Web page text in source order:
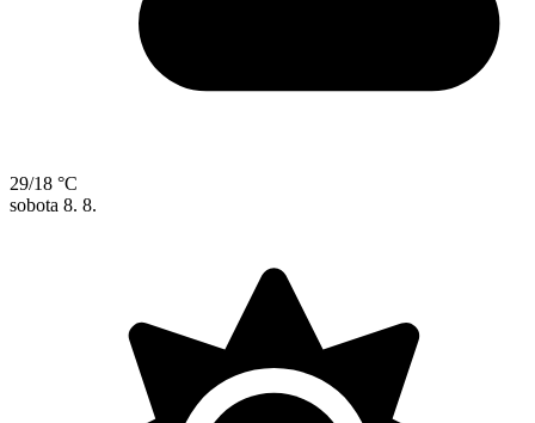
29/18 °C
sobota 8. 8.